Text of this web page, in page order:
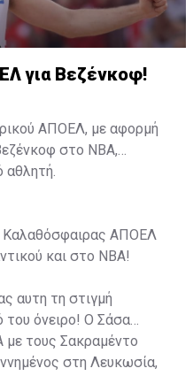
για Βεζένκοφ!
ΑΠΟΕΛ, με αφορμή
στο NBA,
αθλητή.
Καλαθόσφαιρας ΑΠΟΕΛ
και στο NBA!
αυτη τη στιγμή
του όνειρο! Ο Σάσα
με τους Σακραμέντο
στη Λευκωσία,